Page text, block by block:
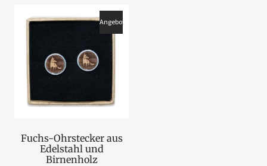
Angebot!
Fuchs-Ohrstecker aus
Edelstahl und
Birnenholz